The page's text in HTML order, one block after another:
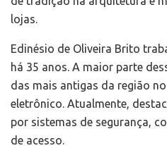
lojas.
Edinésio de Oliveira Brito
há 35 anos. A maior parte
das mais antigas da região
eletrônico. Atualmente,
por sistemas de segurança,
de acesso.